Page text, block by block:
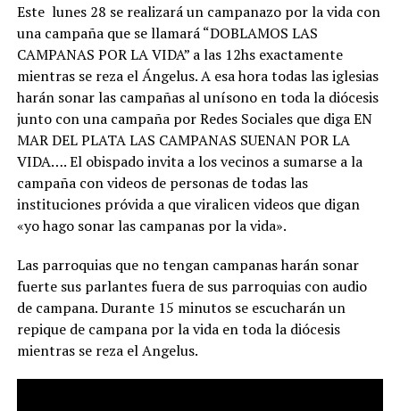
Este lunes 28 se realizará un campanazo por la vida con
una campaña que se llamará “DOBLAMOS LAS
CAMPANAS POR LA VIDA” a las 12hs exactamente
mientras se reza el Ángelus. A esa hora todas las iglesias
harán sonar las campañas al unísono en toda la diócesis
junto con una campaña por Redes Sociales que diga EN
MAR DEL PLATA LAS CAMPANAS SUENAN POR LA
VIDA…. El obispado invita a los vecinos a sumarse a la
campaña con videos de personas de todas las
instituciones próvida a que viralicen videos que digan
«yo hago sonar las campanas por la vida».
Las parroquias que no tengan campanas harán sonar
fuerte sus parlantes fuera de sus parroquias con audio
de campana. Durante 15 minutos se escucharán un
repique de campana por la vida en toda la diócesis
mientras se reza el Angelus.